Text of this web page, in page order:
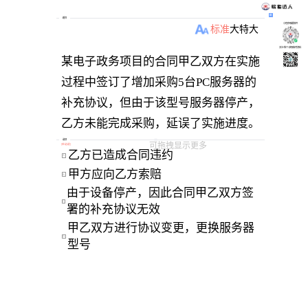
题目
标准大特大
某电子政务项目的合同甲乙双方在实施
过程中签订了增加采购5台PC服务器的
补充协议，但由于该型号服务器停产，
乙方未能完成采购，延误了实施进度。
针对此种情况下列说法中正确的是（
）。
可拖拽显示更多
选项
单选题
A 乙方已造成合同违约
B 甲方应向乙方索赔
C
由于设备停产，因此合同甲乙双方签
署的补充协议无效
D
甲乙双方进行协议变更，更换服务器
型号
小程序刷题软件
关注“柴丁”获取备考资料